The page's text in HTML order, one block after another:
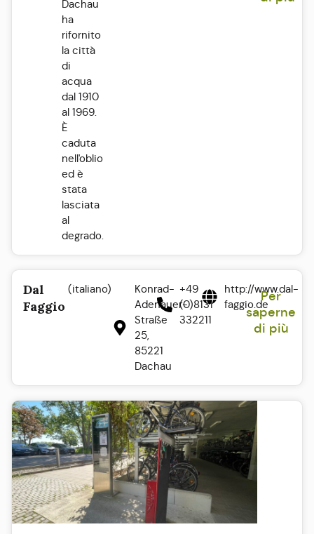
Dachau
ha
rifornito
la città
di
acqua
dal 1910
al 1969.
È
caduta
nell'oblio
ed è
stata
lasciata
al
degrado.
Dal
Faggio
(italiano)
Konrad-
Adenauer-
Straße
25,
85221
Dachau
+49
(0)8131
332211
http://www.dal-
faggio.de
Per
saperne
di più